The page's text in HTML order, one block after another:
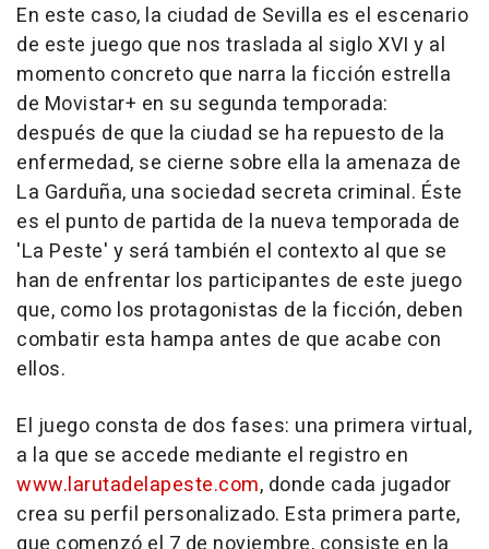
En este caso, la ciudad de Sevilla es el escenario
de este juego que nos traslada al siglo XVI y al
momento concreto que narra la ficción estrella
de Movistar+ en su segunda temporada:
después de que la ciudad se ha repuesto de la
enfermedad, se cierne sobre ella la amenaza de
La Garduña, una sociedad secreta criminal. Éste
es el punto de partida de la nueva temporada de
'La Peste' y será también el contexto al que se
han de enfrentar los participantes de este juego
que, como los protagonistas de la ficción, deben
combatir esta hampa antes de que acabe con
ellos.
El juego consta de dos fases: una primera virtual,
a la que se accede mediante el registro en
www.larutadelapeste.com, donde cada jugador
crea su perfil personalizado. Esta primera parte,